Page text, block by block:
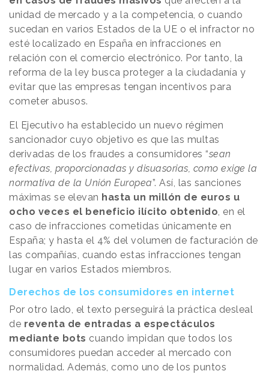
unidad de mercado y a la competencia, o cuando
sucedan en varios Estados de la UE o el infractor no
esté localizado en España en infracciones en
relación con el comercio electrónico. Por tanto, la
reforma de la ley busca proteger a la ciudadanía y
evitar que las empresas tengan incentivos para
cometer abusos.
El Ejecutivo ha establecido un nuevo régimen
sancionador cuyo objetivo es que las multas
derivadas de los fraudes a consumidores “sean
efectivas, proporcionadas y disuasorias, como exige la
normativa de la Unión Europea”. Así, las sanciones
máximas se elevan hasta un millón de euros u
ocho veces el beneficio ilícito obtenido, en el
caso de infracciones cometidas únicamente en
España; y hasta el 4% del volumen de facturación de
las compañías, cuando estas infracciones tengan
lugar en varios Estados miembros.
Derechos de los consumidores en internet
Por otro lado, el texto perseguirá la práctica desleal
de reventa de entradas a espectáculos
mediante bots cuando impidan que todos los
consumidores puedan acceder al mercado con
normalidad. Además, como uno de los puntos